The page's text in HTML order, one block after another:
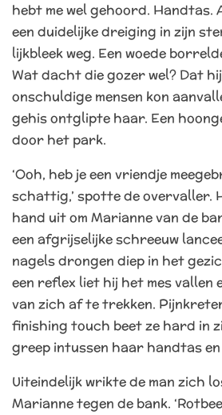
hebt me wel gehoord. Handtas.
een duidelijke dreiging in zijn
lijkbleek weg. Een woede
Wat dacht die gozer wel? Dat
onschuldige mensen kon
gehis ontglipte haar. Een
door het park.
‘Ooh, heb je een vriendje
schattig,’ spotte de overvaller.
hand uit om Marianne van de
een afgrijselijke schreeuw
nagels drongen diep in het
een reflex liet hij het mes vallen
van zich af te trekken.
finishing touch beet ze hard in
greep intussen haar handtas en
Uiteindelijk wrikte de man zich
Marianne tegen de bank.